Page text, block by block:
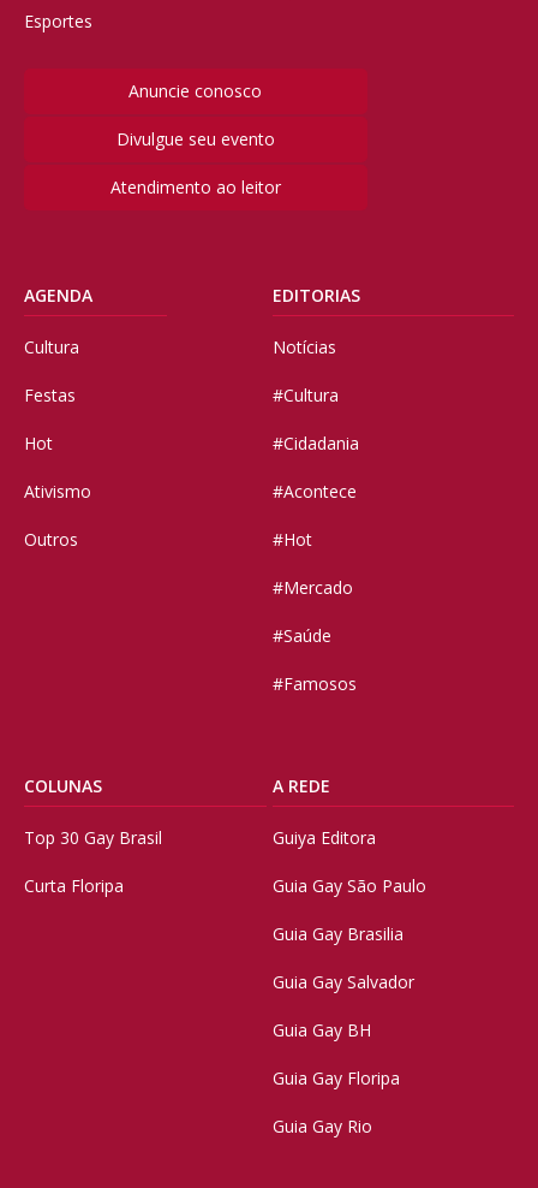
Esportes
Anuncie conosco
Divulgue seu evento
Atendimento ao leitor
AGENDA
Cultura
Festas
Hot
Ativismo
Outros
EDITORIAS
Notícias
#Cultura
#Cidadania
#Acontece
#Hot
#Mercado
#Saúde
#Famosos
COLUNAS
Top 30 Gay Brasil
Curta Floripa
A REDE
Guiya Editora
Guia Gay São Paulo
Guia Gay Brasilia
Guia Gay Salvador
Guia Gay BH
Guia Gay Floripa
Guia Gay Rio